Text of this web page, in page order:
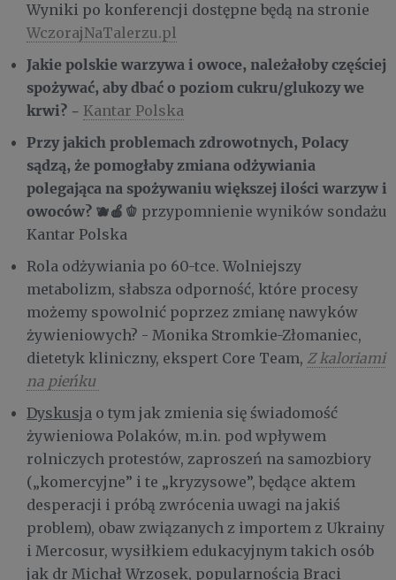
Wyniki po konferencji dostępne będą na stronie
WczorajNaTalerzu.pl
Jakie polskie warzywa i owoce, należałoby częściej
spożywać, aby dbać o poziom cukru/glukozy we
krwi? - Kantar Polska
Przy jakich problemach zdrowotnych, Polacy
sądzą, że pomogłaby zmiana odżywiania
polegająca na spożywaniu większej ilości warzyw i
owoców? 🫐🍎🫑 przypomnienie wyników sondażu
Kantar Polska
Rola odżywiania po 60-tce. Wolniejszy
metabolizm, słabsza odporność, które procesy
możemy spowolnić poprzez zmianę nawyków
żywieniowych? - Monika Stromkie-Złomaniec,
dietetyk kliniczny, ekspert Core Team, Z kaloriami
na pieńku
Dyskusja o tym jak zmienia się świadomość
żywieniowa Polaków, m.in. pod wpływem
rolniczych protestów, zaproszeń na samozbiory
(„komercyjne” i te „kryzysowe”, będące aktem
desperacji i próbą zwrócenia uwagi na jakiś
problem), obaw związanych z importem z Ukrainy
i Mercosur, wysiłkiem edukacyjnym takich osób
jak dr Michał Wrzosek, popularnością Braci